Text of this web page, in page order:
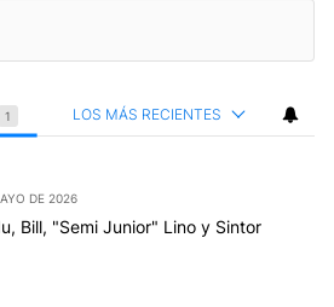
1 LOS MÁS RECIENTES
DE 2026
Bill, "Semi Junior" Lino y Sintor